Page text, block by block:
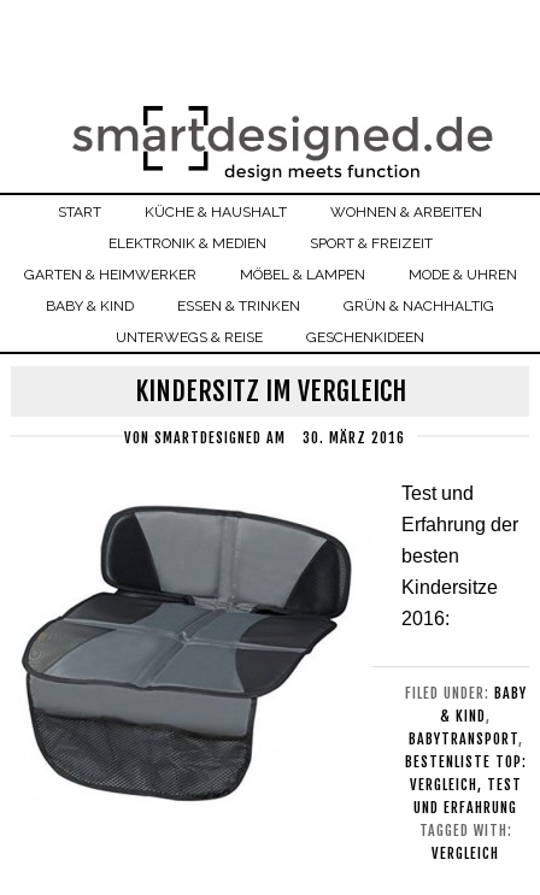
START KÜCHE & HAUSHALT
WOHNEN & ARBEITEN
ELEKTRONIK & MEDIEN
SPORT & FREIZEIT
GARTEN & HEIMWERKER
MÖBEL & LAMPEN
MODE & UHREN
BABY & KIND
ESSEN & TRINKEN
GRÜN & NACHHALTIG
UNTERWEGS & REISE
GESCHENKIDEEN
KINDERSITZ IM VERGLEICH
VON SMARTDESIGNED AM 30. MÄRZ 2016
Test und
Erfahrung der
besten
Kindersitze
2016:
FILED UNDER: BABY
& KIND,
BABYTRANSPORT,
BESTENLISTE TOP:
VERGLEICH, TEST
UND ERFAHRUNG
TAGGED WITH:
VERGLEICH